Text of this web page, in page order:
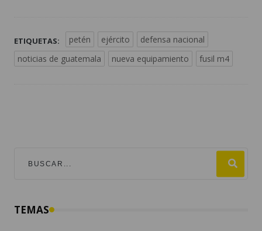
ETIQUETAS: petén ejército
defensa nacional
noticias de guatemala
nueva equipamiento fusil m4
TEMAS